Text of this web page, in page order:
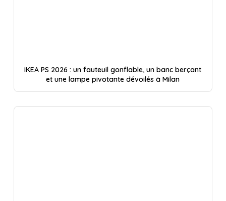
IKEA PS 2026 : un fauteuil gonflable, un banc berçant
et une lampe pivotante dévoilés à Milan